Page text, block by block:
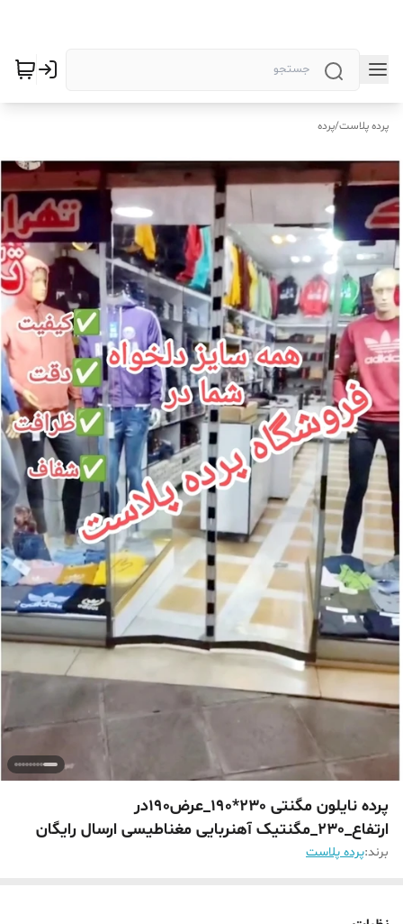
پرده پلاست/پرده
پرده نایلون مگنتی 230*190_عرض190در
ارتفاع_230_مگنتیک آهنربایی مغناطیسی ارسال رایگان
برند:پرده پلاست